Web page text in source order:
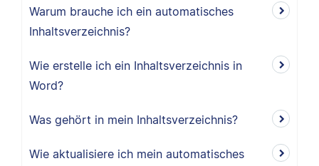
Warum brauche ich ein automatisches
Inhaltsverzeichnis?
Wie erstelle ich ein Inhaltsverzeichnis in
Word?
Was gehört in mein Inhaltsverzeichnis?
Wie aktualisiere ich mein automatisches